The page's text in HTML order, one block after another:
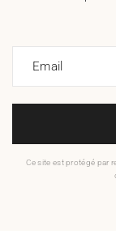
Email
Ce site est protégé par